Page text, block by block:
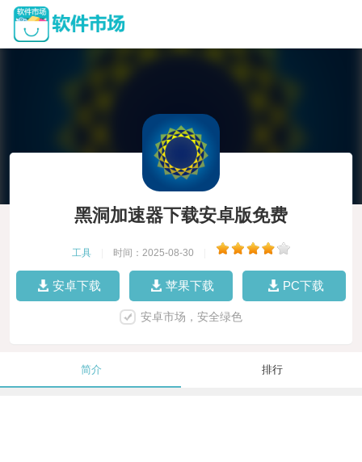
黑洞加速器下载安卓版免费
工具 时间：2025-08-30
安卓下载 苹果下载 PC下载
安卓市场，安全绿色
简介 排行